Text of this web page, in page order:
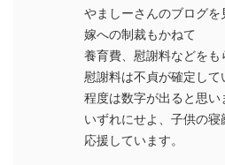
やましーさんのブログ
嫁への制裁もかねて
養育費、慰謝料などをも
慰謝料は不貞が確定し
程度は数字が出ると思い
いずれにせよ、子供の寝
応援しています。